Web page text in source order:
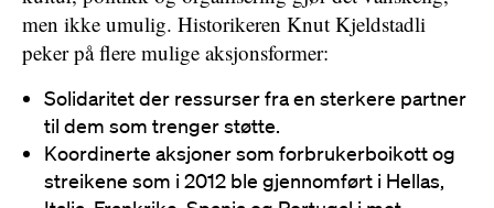
men ikke umulig. Historikeren Knut Kjeldstadli
peker på flere mulige aksjonsformer:
Solidaritet der ressurser fra en sterkere partner
til dem som trenger støtte.
Koordinerte aksjoner som forbrukerboikott og
streikene som i 2012 ble gjennomført i Hellas,